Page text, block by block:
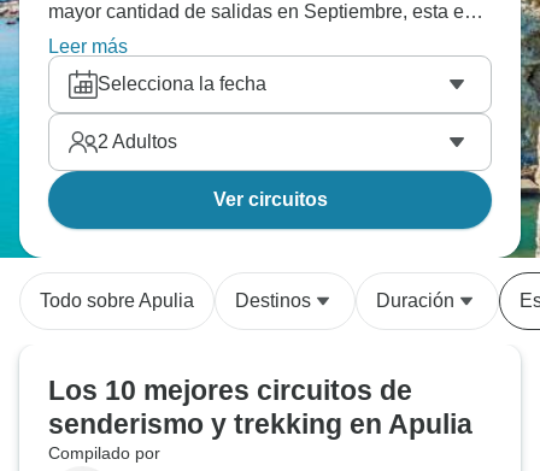
mayor cantidad de salidas en Septiembre, esta es
también la época más popular del año.
Leer más
Selecciona la fecha
2 Adultos
Ver circuitos
Todo sobre Apulia Destinos Duración
Los 10 mejores circuitos de
senderismo y trekking en Apulia
Compilado por